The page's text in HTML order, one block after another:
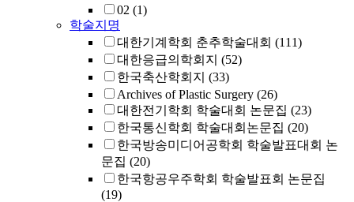
02 (1)
학술지명
대한기계학회 춘추학술대회 (111)
대한응급의학회지 (52)
한국축산학회지 (33)
Archives of Plastic Surgery (26)
대한전기학회 학술대회 논문집 (23)
한국통신학회 학술대회논문집 (20)
한국방송미디어공학회 학술발표대회 논
문집 (20)
한국항공우주학회 학술발표회 논문집
(19)